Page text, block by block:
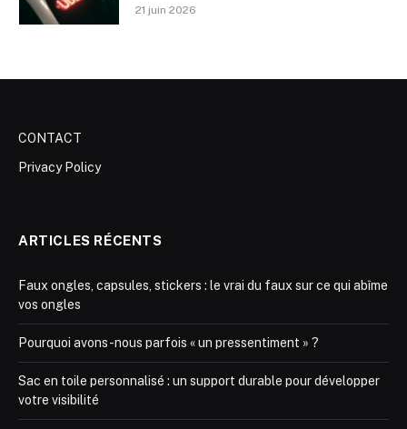
21 juin 2026
CONTACT
Privacy Policy
ARTICLES RÉCENTS
Faux ongles, capsules, stickers : le vrai du faux sur ce qui abîme
vos ongles
Pourquoi avons-nous parfois « un pressentiment » ?
Sac en toile personnalisé : un support durable pour développer
votre visibilité